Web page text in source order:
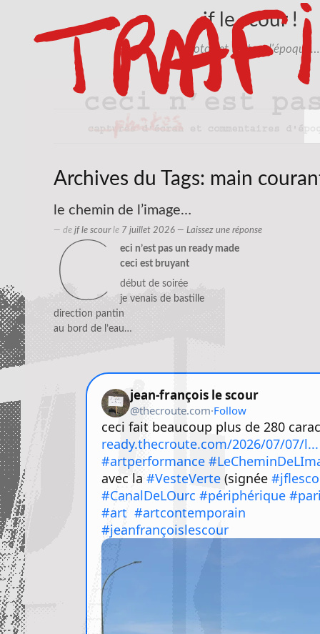
jf le scour !
photos et textes d'époque…
Archives du Tags: main
le chemin de l’image…
— de jf le scourle 7 juillet 2026 — Laissez une réponse
c
eci n’est pas un ready made
ceci est bruyant
début de soirée
je venais de bastille
direction pantin
au bord de l’eau…